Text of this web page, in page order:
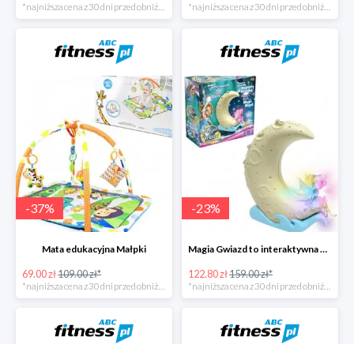
-37%
Mata edukacyjna Małpki
69.00 zł109.00 zł*
-23%
Magia Gwiazd to interaktywna gra od Epee
122.80 zł159.00 zł*